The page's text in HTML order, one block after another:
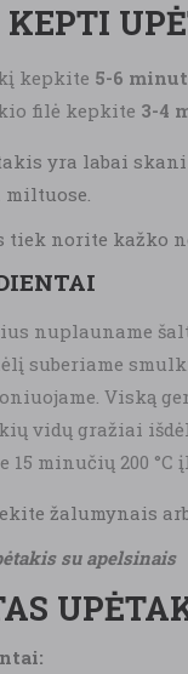
kepkite 5-6
filė kepkite 3-4
yra labai
tiek norite kažko
nuplauname
suberiame
Viską
vidų gražiai
15 minučių 200
žalumynais
su apelsinais